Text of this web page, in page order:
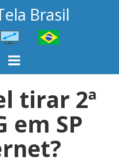
Brasil
tirar 2ª
em SP